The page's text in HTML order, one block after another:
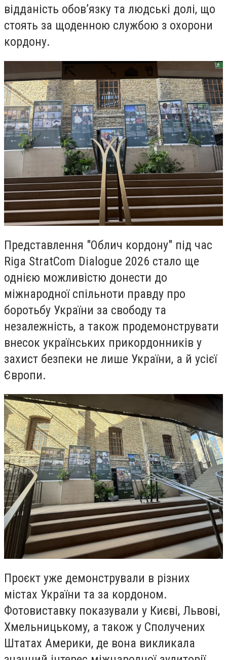
відданість обов’язку та людські долі, що
стоять за щоденною службою з охорони
кордону.
Представлення "Облич кордону" під час
Riga StratCom Dialogue 2026 стало ще
однією можливістю донести до
міжнародної спільноти правду про
боротьбу України за свободу та
незалежність, а також продемонструвати
внесок українських прикордонників у
захист безпеки не лише України, а й усієї
Європи.
Проєкт уже демонстрували в різних
містах України та за кордоном.
Фотовиставку показували у Києві, Львові,
Хмельницькому, а також у Сполучених
Штатах Америки, де вона викликала